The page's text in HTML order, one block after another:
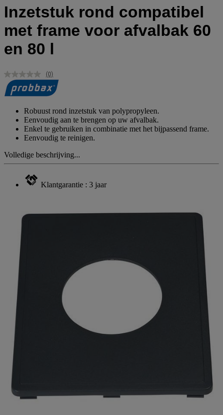
Inzetstuk rond compatibel
met frame voor afvalbak 60
en 80 l
Geen
scorewaarde.
Dezelfde
(0)
Robuust rond inzetstuk van polypropyleen.
Eenvoudig aan te brengen op uw afvalbak.
Enkel te gebruiken in combinatie met het bijpassend frame.
Eenvoudig te reinigen.
Volledige beschrijving...
Klantgarantie : 3 jaar